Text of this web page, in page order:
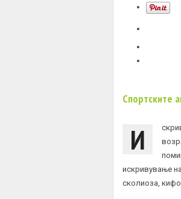
Спортските
И
искривување
сколиоза